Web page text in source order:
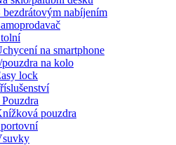
bezdrátovým nabíjením
na smartphone
na kolo
lock
pouzdra